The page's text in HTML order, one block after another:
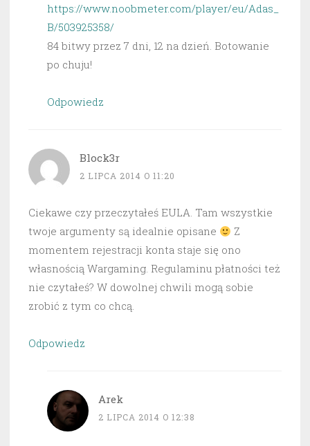
https://www.noobmeter.com/player/eu/Adas_
B/503925358/
84 bitwy przez 7 dni, 12 na dzień. Botowanie
po chuju!
Odpowiedz
Block3r
2 LIPCA 2014 O 11:20
Ciekawe czy przeczytałeś EULA. Tam wszystkie
twoje argumenty są idealnie opisane
Z
momentem rejestracji konta staje się ono
własnością Wargaming. Regulaminu płatności też
nie czytałeś? W dowolnej chwili mogą sobie
zrobić z tym co chcą.
Odpowiedz
Arek
2 LIPCA 2014 O 12:38